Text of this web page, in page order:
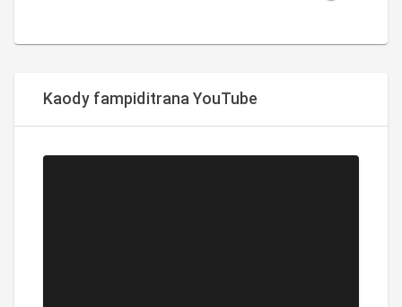
Kaody fampiditrana YouTube